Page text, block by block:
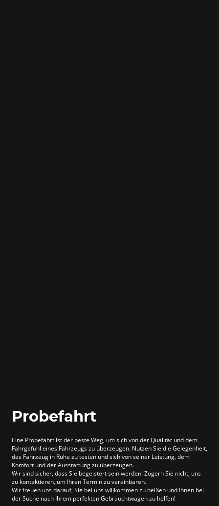
Probefahrt
Eine Probefahrt ist der beste Weg, um sich von der Qualität und dem
Fahrgefühl eines Fahrzeugs zu überzeugen. Nutzen Sie die Gelegenheit,
das Fahrzeug in Ruhe zu testen und sich von seiner Leistung, dem
Komfort und der Ausstattung zu überzeugen.
Wir sind sicher, dass Sie begeistert sein werden! Zögern Sie nicht, uns
zu kontaktieren, um Ihren Termin zu vereinbaren.
Wir freuen uns darauf, Sie bei uns willkommen zu heißen und Ihnen bei
der Suche nach Ihrem perfekten Gebrauchtwagen zu helfen!